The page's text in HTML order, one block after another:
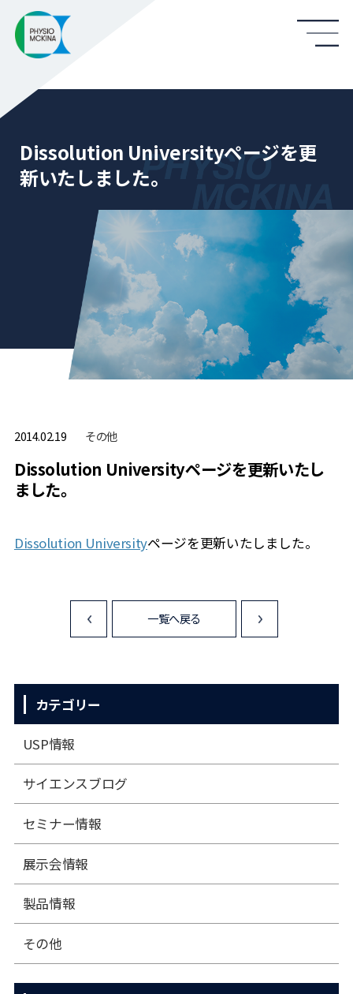
Dissolution Universityページを更
新いたしました。
2014.02.19 その他
Dissolution Universityページを更新いたし
ました。
Dissolution Universityページを更新いたしました。
<
一覧へ戻る
カテゴリー
USP情報
サイエンスブログ
セミナー情報
展⽰会情報
製品情報
その他